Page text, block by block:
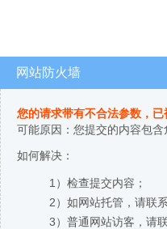
网站防火墙
您的请求带有不合法参数，已
可能原因：您提交的内容包
如何解决：
1）检查提交内容；
2）如网站托管，请联
3）普通网站访客，请